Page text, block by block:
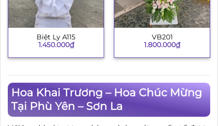
Biệt Ly A115
1.450.000₫
VB201
1.800.000₫
Hoa Khai Trương – Hoa Chúc Mừng
Tại Phù Yên – Sơn La